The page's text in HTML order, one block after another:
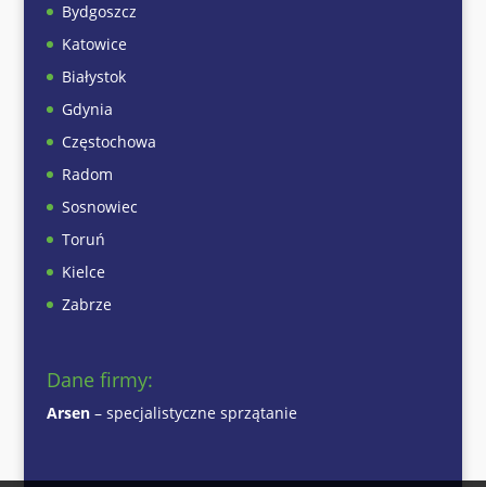
Bydgoszcz
Katowice
Białystok
Gdynia
Częstochowa
Radom
Sosnowiec
Toruń
Kielce
Zabrze
Dane firmy:
Arsen– specjalistyczne sprzątanie